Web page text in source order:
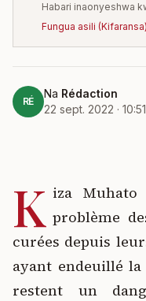
Habari inaonyeshwa
Fungua asili (Kifaransa
RÉ
Na Rédaction
22 sept. 2022 · 10:51
K iza
problème
curées depuis
ayant endeuillé la
restent un